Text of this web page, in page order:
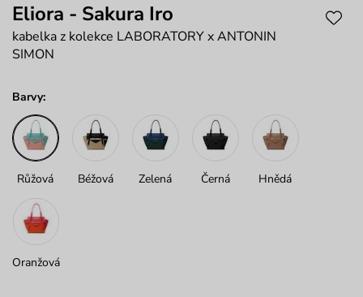
Eliora - Sakura Iro
kabelka z kolekce LABORATORY x ANTONIN
SIMON
Barvy:
Růžová Béžová Zelená Černá Hnědá
Oranžová